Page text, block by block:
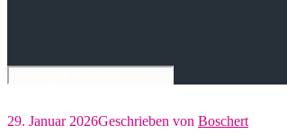
29. Januar 2026Geschrieben von Boschert